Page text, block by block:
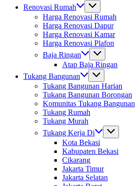
Renovasi Rumah
Harga Renovasi Rumah
Harga Renovasi Dapur
Harga Renovasi Kamar
Harga Renovasi Plafon
Baja Ringan
Atap Baja Ringan
Tukang Bangunan
Tukang Bangunan Harian
Tukang Bangunan Borongan
Komunitas Tukang Bangunan
Tukang Rumah
Tukang Murah
Tukang Kerja Di
Kota Bekasi
Kabupaten Bekasi
Cikarang
Jakarta Timur
Jakarta Selatan